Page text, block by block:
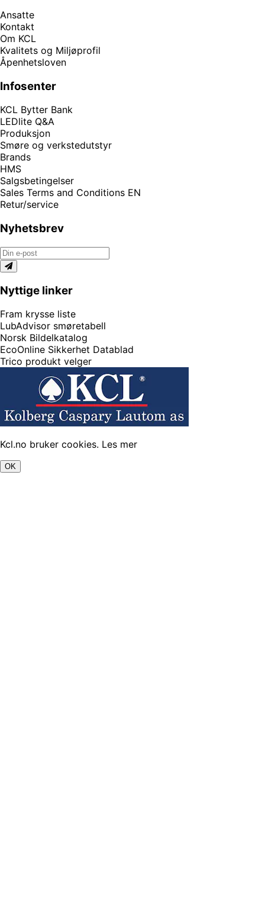
Ansatte
Kontakt
Om KCL
Kvalitets og Miljøprofil
Åpenhetsloven
Infosenter
KCL Bytter Bank
LEDlite Q&A
Produksjon
Smøre og verkstedutstyr
Brands
HMS
Salgsbetingelser
Sales Terms and Conditions EN
Retur/service
Nyhetsbrev
Nyttige linker
Fram krysse liste
LubAdvisor smøretabell
Norsk Bildelkatalog
EcoOnline Sikkerhet Datablad
Trico produkt velger
Kcl.no bruker cookies. Les mer
OK